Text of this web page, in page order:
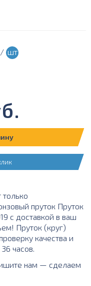
/ шт
пруток Пруток
с доставкой в ваш
Пруток (круг)
качества и
часов.
нам — сделаем